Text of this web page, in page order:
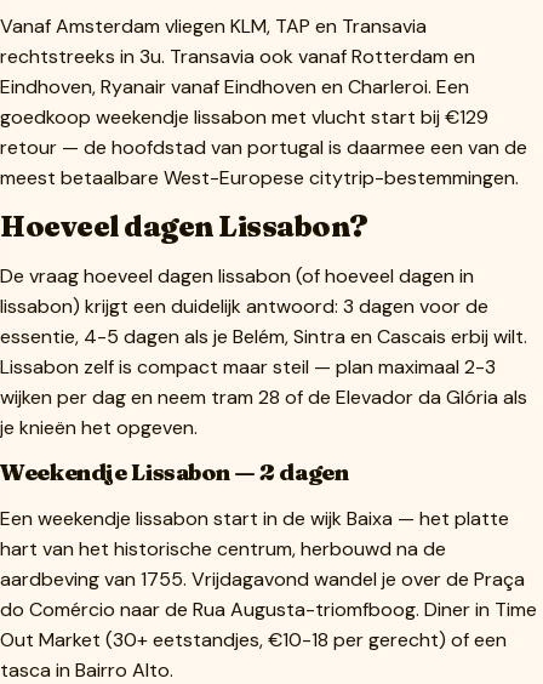
Vanaf Amsterdam vliegen KLM, TAP en Transavia
rechtstreeks in 3u. Transavia ook vanaf Rotterdam en
Eindhoven, Ryanair vanaf Eindhoven en Charleroi. Een
goedkoop weekendje lissabon met vlucht start bij €129
retour — de hoofdstad van portugal is daarmee een van de
meest betaalbare West-Europese citytrip-bestemmingen.
Hoeveel dagen Lissabon?
De vraag hoeveel dagen lissabon (of hoeveel dagen in
lissabon) krijgt een duidelijk antwoord: 3 dagen voor de
essentie, 4-5 dagen als je Belém, Sintra en Cascais erbij wilt.
Lissabon zelf is compact maar steil — plan maximaal 2-3
wijken per dag en neem tram 28 of de Elevador da Glória als
je knieën het opgeven.
Weekendje Lissabon — 2 dagen
Een weekendje lissabon start in de wijk Baixa — het platte
hart van het historische centrum, herbouwd na de
aardbeving van 1755. Vrijdagavond wandel je over de Praça
do Comércio naar de Rua Augusta-triomfboog. Diner in Time
Out Market (30+ eetstandjes, €10-18 per gerecht) of een
tasca in Bairro Alto.